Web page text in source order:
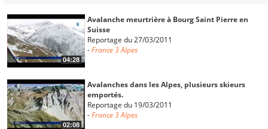
04:28
Avalanche meurtrière à Bourg Saint Pierre en
Suisse
Reportage du 27/03/2011
-France 3 Alpes
02:08
Avalanches dans les Alpes, plusieurs skieurs
emportés.
Reportage du 19/03/2011
-France 3 Alpes